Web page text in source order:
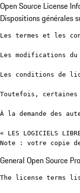
Open Source License
Dispositions générales
Les termes et les
Les modifications
Les conditions de
Toutefois, certaines
À la demande des
« LES LOGICIELS
Note : votre copie
General Open Source
The license terms